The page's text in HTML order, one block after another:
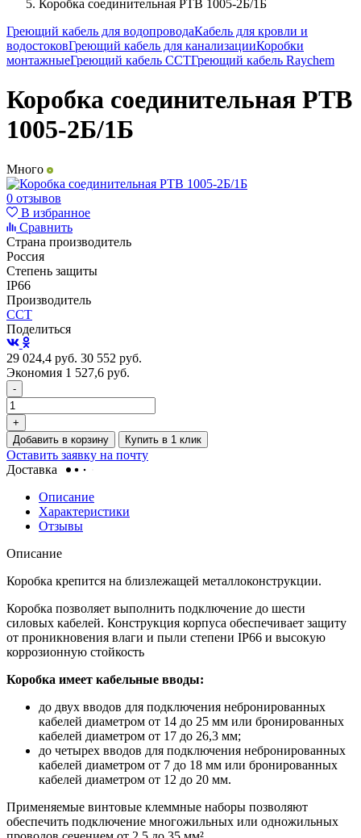
Коробка соединительная РТВ 1005-2Б/1Б
Греющий кабель для водопроводаКабель для кровли и
водостоковГреющий кабель для канализацииКоробки
монтажныеГреющий кабель ССТГреющий кабель Raychem
Коробка соединительная РТВ
1005-2Б/1Б
Много
0 отзывов
В избранное
Сравнить
Страна производитель
Россия
Степень защиты
IP66
Производитель
ССТ
Поделиться
29 024,4 руб. 30 552 руб.
Экономия 1 527,6 руб.
-
+
Добавить в корзину
Купить в 1 клик
Оставить заявку на почту
Доставка
Описание
Характеристики
Отзывы
Описание
Коробка крепится на близлежащей металлоконструкции.
Коробка позволяет выполнить подключение до шести
силовых кабелей. Конструкция корпуса обеспечивает защиту
от проникновения влаги и пыли степени IP66 и высокую
коррозионную стойкость
Коробка имеет кабельные вводы:
до двух вводов для подключения небронированных
кабелей диаметром от 14 до 25 мм или бронированных
кабелей диаметром от 17 до 26,3 мм;
до четырех вводов для подключения небронированных
кабелей диаметром от 7 до 18 мм или бронированных
кабелей диаметром от 12 до 20 мм.
Применяемые винтовые клеммные наборы позволяют
обеспечить подключение многожильных или одножильных